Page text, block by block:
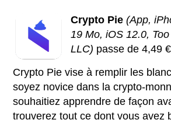
Crypto Pie (App,
19 Mo, iOS 12.0,
LLC) passe de 4,49
Crypto Pie vise à remplir les
soyez novice dans la crypto-
souhaitiez apprendre de façon
trouverez tout ce dont vous avez